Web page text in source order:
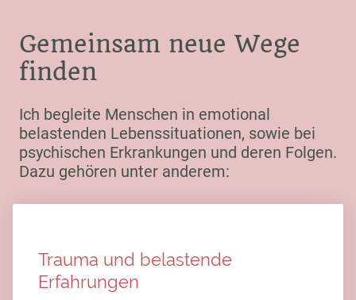
Gemeinsam neue Wege
finden
Ich begleite Menschen in emotional
belastenden Lebenssituationen, sowie bei
psychischen Erkrankungen und deren Folgen.
Dazu gehören unter anderem:
Trauma und belastende
Erfahrungen